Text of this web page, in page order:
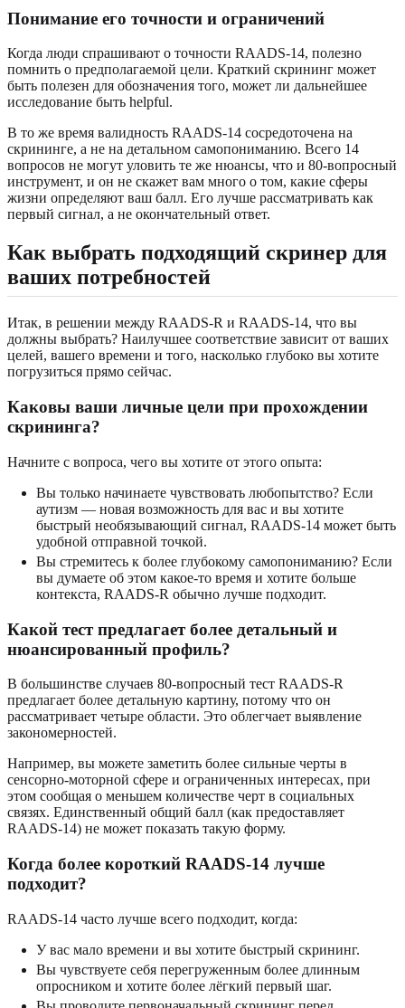
Понимание его точности и ограничений
Когда люди спрашивают о точности RAADS-14, полезно
помнить о предполагаемой цели. Краткий скрининг может
быть полезен для обозначения того, может ли дальнейшее
исследование быть helpful.
В то же время валидность RAADS-14 сосредоточена на
скрининге, а не на детальном самопониманию. Всего 14
вопросов не могут уловить те же нюансы, что и 80-вопросный
инструмент, и он не скажет вам много о том, какие сферы
жизни определяют ваш балл. Его лучше рассматривать как
первый сигнал, а не окончательный ответ.
Как выбрать подходящий скринер для
ваших потребностей
Итак, в решении между RAADS-R и RAADS-14, что вы
должны выбрать? Наилучшее соответствие зависит от ваших
целей, вашего времени и того, насколько глубоко вы хотите
погрузиться прямо сейчас.
Каковы ваши личные цели при прохождении
скрининга?
Начните с вопроса, чего вы хотите от этого опыта:
Вы только начинаете чувствовать любопытство? Если
аутизм — новая возможность для вас и вы хотите
быстрый необязывающий сигнал, RAADS-14 может быть
удобной отправной точкой.
Вы стремитесь к более глубокому самопониманию? Если
вы думаете об этом какое-то время и хотите больше
контекста, RAADS-R обычно лучше подходит.
Какой тест предлагает более детальный и
нюансированный профиль?
В большинстве случаев 80-вопросный тест RAADS-R
предлагает более детальную картину, потому что он
рассматривает четыре области. Это облегчает выявление
закономерностей.
Например, вы можете заметить более сильные черты в
сенсорно-моторной сфере и ограниченных интересах, при
этом сообщая о меньшем количестве черт в социальных
связях. Единственный общий балл (как предоставляет
RAADS-14) не может показать такую форму.
Когда более короткий RAADS-14 лучше
подходит?
RAADS-14 часто лучше всего подходит, когда:
У вас мало времени и вы хотите быстрый скрининг.
Вы чувствуете себя перегруженным более длинным
опросником и хотите более лёгкий первый шаг.